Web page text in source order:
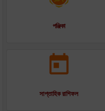
পঞ্জিকা
সাপ্তাহিক রাশিফল